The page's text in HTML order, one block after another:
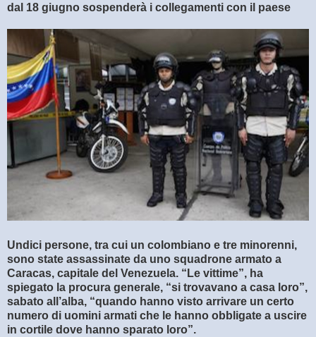
dal 18 giugno sospenderà i collegamenti con il paese
Undici persone, tra cui un colombiano e tre minorenni,
sono state assassinate da uno squadrone armato a
Caracas, capitale del Venezuela. “Le vittime”, ha
spiegato la procura generale, “si trovavano a casa loro”,
sabato all’alba, “quando hanno visto arrivare un certo
numero di uomini armati che le hanno obbligate a uscire
in cortile dove hanno sparato loro”.